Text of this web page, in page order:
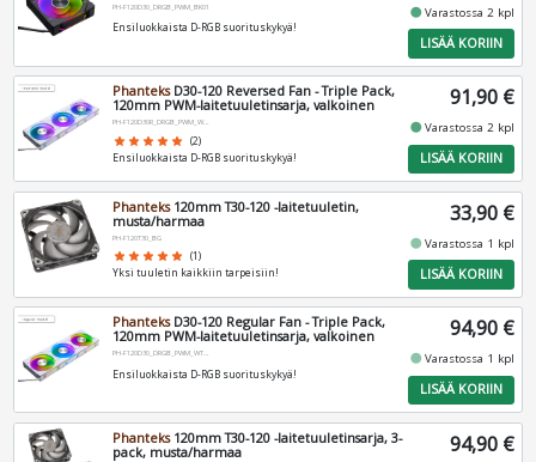
PH-F120D30_DRGB_PWM_BK01
Ensiluokkaista D-RGB suorituskykyä!
fiber_manual_recordVarastossa 2 kpl
LISÄÄ KORIIN
PhanteksD30-120 Reversed Fan - Triple Pack,
120mm PWM-laitetuuletinsarja, valkoinen
PH-F120D30R_DRGB_PWM_WT01_3P
star star star star star (2)
Ensiluokkaista D-RGB suorituskykyä!
91,90 €
fiber_manual_recordVarastossa 2 kpl
LISÄÄ KORIIN
Phanteks120mm T30-120 -laitetuuletin,
musta/harmaa
PH-F120T30_BG
star star star star star (1)
Yksi tuuletin kaikkiin tarpeisiin!
33,90 €
fiber_manual_recordVarastossa 1 kpl
LISÄÄ KORIIN
PhanteksD30-120 Regular Fan - Triple Pack,
120mm PWM-laitetuuletinsarja, valkoinen
PH-F120D30_DRGB_PWM_WT01_3P
Ensiluokkaista D-RGB suorituskykyä!
94,90 €
fiber_manual_recordVarastossa 1 kpl
LISÄÄ KORIIN
Phanteks120mm T30-120 -laitetuuletinsarja, 3-
pack, musta/harmaa
94,90 €